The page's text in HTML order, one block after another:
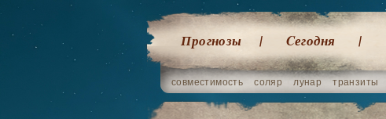
Прогнозы Cегодня
совместимость соляр лунар транзиты